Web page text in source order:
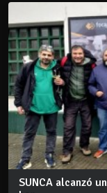
SUNCA alcanzó